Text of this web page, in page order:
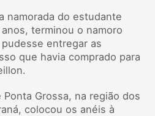
namorada do estudante
terminou o namoro
entregar as
que havia comprado para
Grossa, na região dos
colocou os anéis à